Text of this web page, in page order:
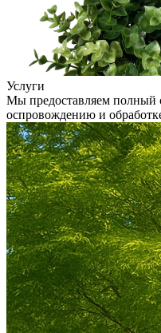
Услуги
Мы предоставляем полный
оспровождению и